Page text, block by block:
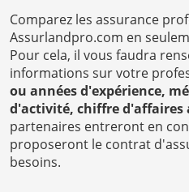
Comparez les assurance
Assurlandpro.com en
Pour cela, il vous faudra
informations sur votre
ou années d'expérience,
d'activité, chiffre d'affaires
partenaires entreront en
proposeront le contrat
besoins.